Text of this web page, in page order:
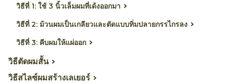
วิธีที่ 1: ใช้ 3 นิ้วเล็มผมที่เด้งออกมา
วิธีที่ 2: ม้วนผมเป็นเกลียวและตัดแบบทิ่มปลายกรรไกรลง
วิธีที่ 3: คีบผมให้แผ่ออก
วิธีตัดผมสั้น
วิธีสไลซ์ผมสร้างเลเยอร์